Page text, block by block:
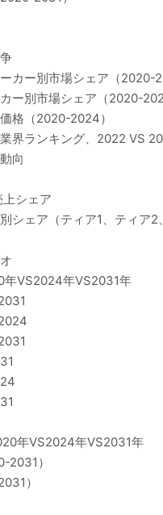
カー別市場シェア（2020-
ー別市場シェア（2020-
格（2020-2024）
界ランキング、2022 VS
向
シェア
シェア（ティア1、ティア2
年VS2024年VS2031年
年VS2024年VS2031年
2031）
）